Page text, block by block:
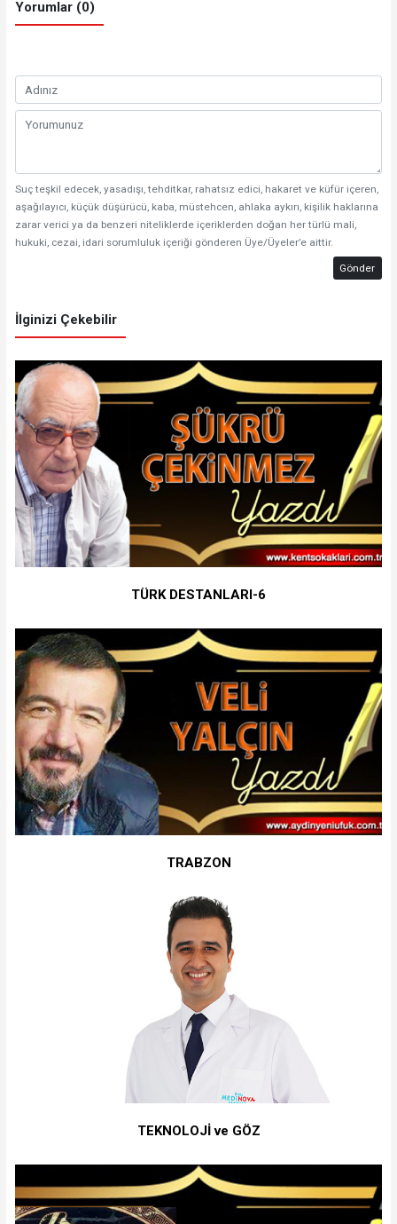
Yorumlar (0)
Suç teşkil edecek, yasadışı, tehditkar, rahatsız edici, hakaret ve küfür içeren,
aşağılayıcı, küçük düşürücü, kaba, müstehcen, ahlaka aykırı, kişilik haklarına
zarar verici ya da benzeri niteliklerde içeriklerden doğan her türlü mali,
hukuki, cezai, idari sorumluluk içeriği gönderen Üye/Üyeler’e aittir.
Gönder
İlginizi Çekebilir
TÜRK DESTANLARI-6
TRABZON
TEKNOLOJİ ve GÖZ